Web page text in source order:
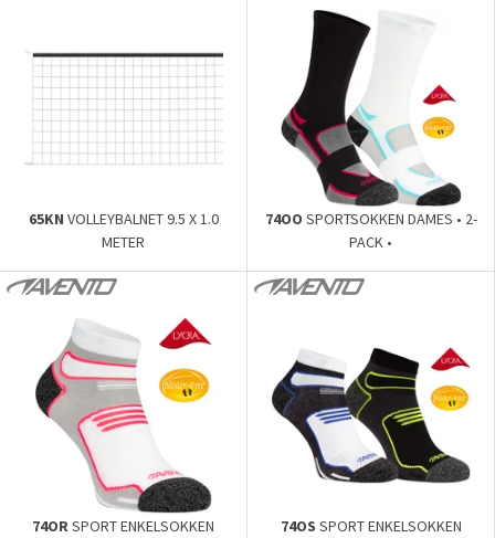
65KN VOLLEYBALNET 9.5 X 1.0
METER
74OO SPORTSOKKEN DAMES • 2-
PACK •
74ORSPORT ENKELSOKKEN
74OS SPORT ENKELSOKKEN